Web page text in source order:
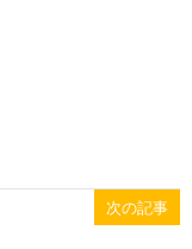
次の記事